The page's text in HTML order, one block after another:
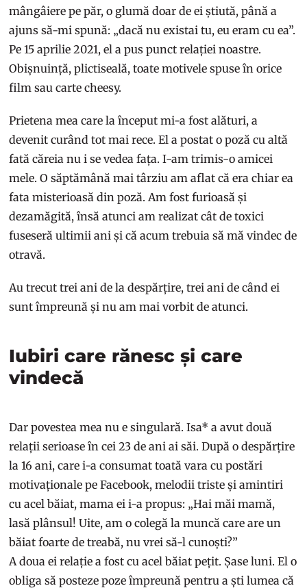
mângâiere pe păr, o glumă doar de ei știută, până a
ajuns să-mi spună: „dacă nu existai tu, eu eram cu ea”.
Pe 15 aprilie 2021, el a pus punct relației noastre.
Obișnuință, plictiseală, toate motivele spuse în orice
film sau carte cheesy.
Prietena mea care la început mi-a fost alături, a
devenit curând tot mai rece. El a postat o poză cu altă
fată căreia nu i se vedea fața. I-am trimis-o amicei
mele. O săptămână mai târziu am aflat că era chiar ea
fata misterioasă din poză. Am fost furioasă și
dezamăgită, însă atunci am realizat cât de toxici
fuseseră ultimii ani și că acum trebuia să mă vindec de
otravă.
Au trecut trei ani de la despărțire, trei ani de când ei
sunt împreună și nu am mai vorbit de atunci.
Iubiri care rănesc și care
vindecă
Dar povestea mea nu e singulară. Isa* a avut două
relații serioase în cei 23 de ani ai săi. După o despărțire
la 16 ani, care i-a consumat toată vara cu postări
motivaționale pe Facebook, melodii triste și amintiri
cu acel băiat, mama ei i-a propus: „Hai măi mamă,
lasă plânsul! Uite, am o colegă la muncă care are un
băiat foarte de treabă, nu vrei să-l cunoști?”
A doua ei relație a fost cu acel băiat pețit. Șase luni. El o
obliga să posteze poze împreună pentru a ști lumea că